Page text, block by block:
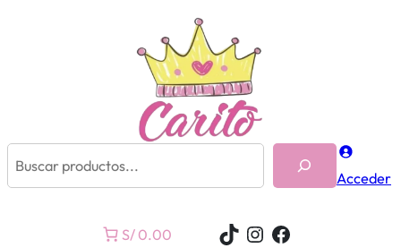
Acceder
S/ 0.00 TikTok
Instagram
Facebook